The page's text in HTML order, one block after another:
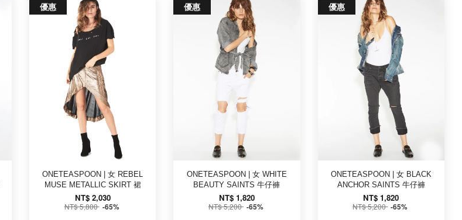
優惠
ONETEASPOON | 女 REBEL
MUSE METALLIC SKIRT 裙
NT$ 2,030
NT$ 5,800 -65%
優惠
ONETEASPOON | 女 WHITE
BEAUTY SAINTS 牛仔褲
NT$ 1,820
NT$ 5,200 -65%
優惠
ONETEASPOON | 女 BLACK
ANCHOR SAINTS 牛仔褲
NT$ 1,820
NT$ 5,200 -65%